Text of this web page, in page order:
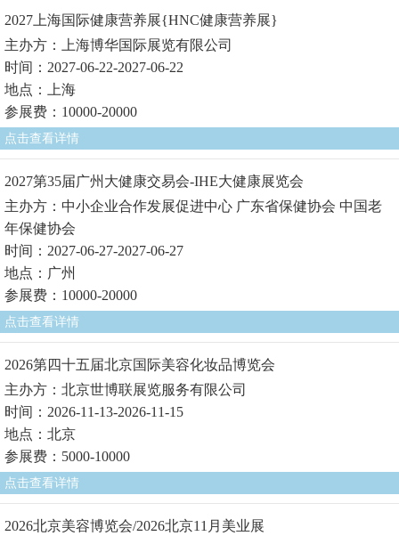
2027上海国际健康营养展{HNC健康营养展}
主办方：上海博华国际展览有限公司
时间：2027-06-22-2027-06-22
地点：上海
参展费：10000-20000
点击查看详情
2027第35届广州大健康交易会-IHE大健康展览会
主办方：中小企业合作发展促进中心 广东省保健协会 中国老
年保健协会
时间：2027-06-27-2027-06-27
地点：广州
参展费：10000-20000
点击查看详情
2026第四十五届北京国际美容化妆品博览会
主办方：北京世博联展览服务有限公司
时间：2026-11-13-2026-11-15
地点：北京
参展费：5000-10000
点击查看详情
2026北京美容博览会/2026北京11月美业展